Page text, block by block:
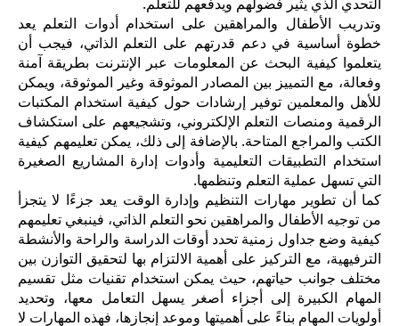
وتدريب الأطفال والمراهقين على استخدام أدوات التعلم يعد
خطوة أساسية في دعم قدرتهم على التعلم الذاتي، فيجب أن
يتعلموا كيفية البحث عن المعلومات عبر الإنترنت بطريقة آمنة
وفعالة، مع التمييز بين المصادر الموثوقة وغير الموثوقة، ويمكن
للأهل والمعلمين توفير إرشادات حول كيفية استخدام المكتبات
الرقمية ومنصات التعلم الإلكتروني، وتشجيعهم على استكشاف
الكتب والمراجع المتاحة. بالإضافة إلى ذلك، يمكن تعليمهم كيفية
استخدام التطبيقات التعليمية وأدوات إدارة المشاريع الصغيرة
التي تسهل عملية التعلم وتنظمها.
كما أن تطوير مهارات التنظيم وإدارة الوقت يعد جزءًا لا يتجزأ
من توجيه الأطفال والمراهقين نحو التعلم الذاتي، فينبغي تعليمهم
كيفية وضع جداول زمنية تحدد أوقات الدراسة والراحة والأنشطة
الترفيهية، مع التركيز على أهمية الالتزام بها لتحقيق التوازن بين
مختلف جوانب حياتهم، حيث يمكن استخدام تقنيات مثل تقسيم
المهام الكبيرة إلى أجزاء أصغر يسهل التعامل معها، وتحديد
أولويات المهام بناءً على أهميتها وموعد إنجازها، فهذه المهارات لا